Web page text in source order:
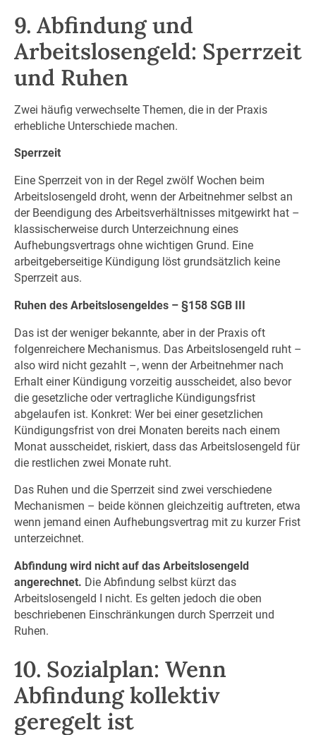
9. Abfindung und
Arbeitslosengeld: Sperrzeit
und Ruhen
Zwei häufig verwechselte Themen, die in der Praxis
erhebliche Unterschiede machen.
Sperrzeit
Eine Sperrzeit von in der Regel zwölf Wochen beim
Arbeitslosengeld droht, wenn der Arbeitnehmer selbst an
der Beendigung des Arbeitsverhältnisses mitgewirkt hat –
klassischerweise durch Unterzeichnung eines
Aufhebungsvertrags ohne wichtigen Grund. Eine
arbeitgeberseitige Kündigung löst grundsätzlich keine
Sperrzeit aus.
Ruhen des Arbeitslosengeldes – §158 SGB III
Das ist der weniger bekannte, aber in der Praxis oft
folgenreichere Mechanismus. Das Arbeitslosengeld ruht –
also wird nicht gezahlt –, wenn der Arbeitnehmer nach
Erhalt einer Kündigung vorzeitig ausscheidet, also bevor
die gesetzliche oder vertragliche Kündigungsfrist
abgelaufen ist. Konkret: Wer bei einer gesetzlichen
Kündigungsfrist von drei Monaten bereits nach einem
Monat ausscheidet, riskiert, dass das Arbeitslosengeld für
die restlichen zwei Monate ruht.
Das Ruhen und die Sperrzeit sind zwei verschiedene
Mechanismen – beide können gleichzeitig auftreten, etwa
wenn jemand einen Aufhebungsvertrag mit zu kurzer Frist
unterzeichnet.
Abfindung wird nicht auf das Arbeitslosengeld
angerechnet. Die Abfindung selbst kürzt das
Arbeitslosengeld I nicht. Es gelten jedoch die oben
beschriebenen Einschränkungen durch Sperrzeit und
Ruhen.
10. Sozialplan: Wenn
Abfindung kollektiv
geregelt ist